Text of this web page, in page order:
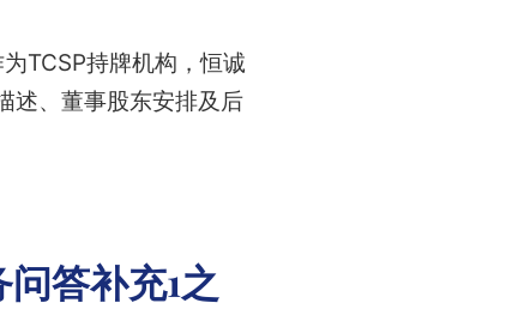
TCSP持牌机构，恒诚
述、董事股东安排及后
答补充1之